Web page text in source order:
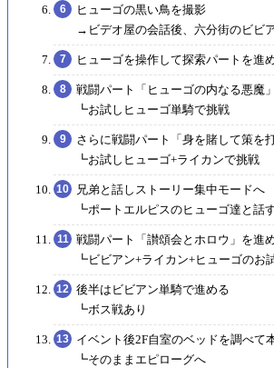
ヒューゴの黒い鳥を撮影
→ビデオ屋の会話後、六分街のビビ
ヒューゴを操作して探索パートを進
戦闘パート「ヒューゴの内なる悪魔
┗お試しヒューゴ単騎で挑戦
さらに戦闘パート「身を賭して策を
┗お試しヒューゴ+ライカンで挑戦
兄弟と話しストーリー集中モードへ
┗ポートエルピスのヒューゴ達と話
戦闘パート「讃頌会とホロウ」を進
┗ビビアン+ライカン+ヒューゴのお
後半はビビアン単騎で進める
┗ボス戦あり
イベント後2F自室のベッドを調べて
┗そのままエピローグへ